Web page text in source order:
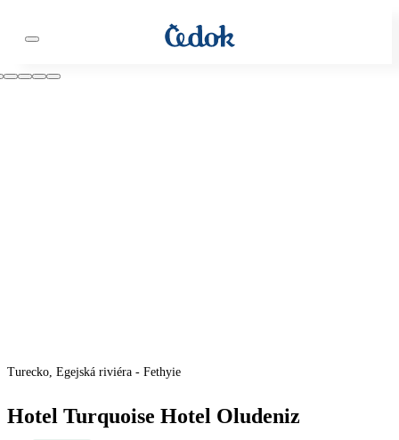
Turecko, Egejská riviéra - Fethyie
Hotel Turquoise Hotel Oludeniz